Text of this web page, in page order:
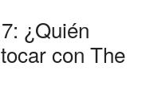
¿Quién
con The